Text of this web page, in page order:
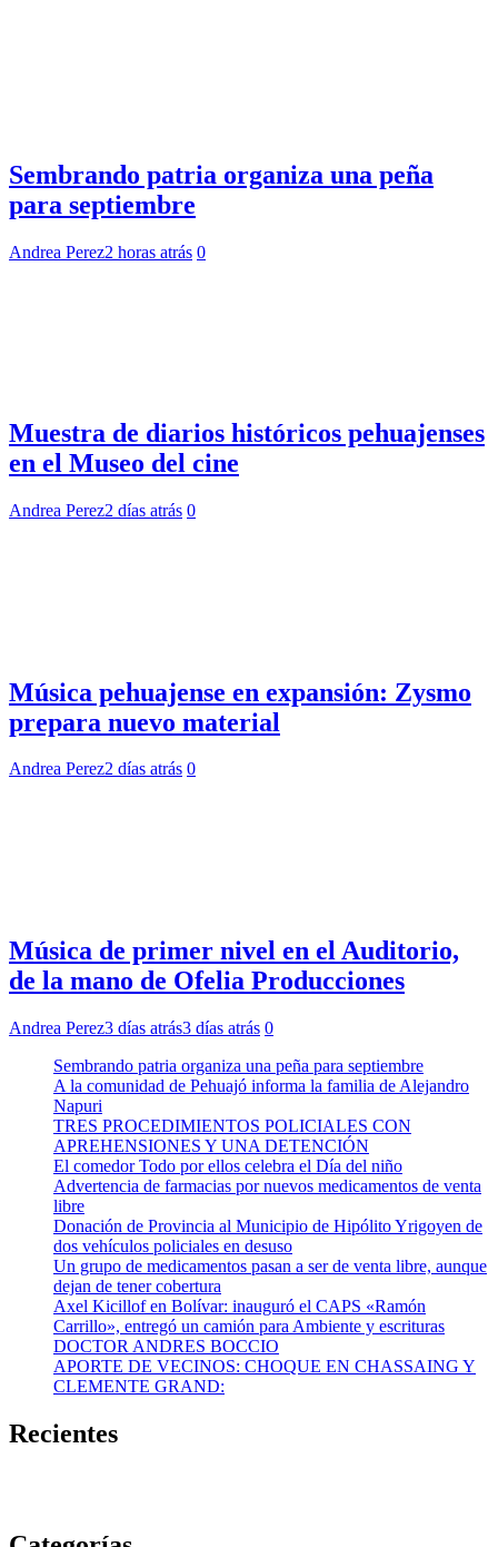
Sembrando patria organiza una peña
para septiembre
Andrea Perez2 horas atrás 0
Muestra de diarios históricos pehuajenses
en el Museo del cine
Andrea Perez2 días atrás 0
Música pehuajense en expansión: Zysmo
prepara nuevo material
Andrea Perez2 días atrás 0
Música de primer nivel en el Auditorio,
de la mano de Ofelia Producciones
Andrea Perez3 días atrás3 días atrás 0
Sembrando patria organiza una peña para septiembre
A la comunidad de Pehuajó informa la familia de Alejandro
Napuri
TRES PROCEDIMIENTOS POLICIALES CON
APREHENSIONES Y UNA DETENCIÓN
El comedor Todo por ellos celebra el Día del niño
Advertencia de farmacias por nuevos medicamentos de venta
libre
Donación de Provincia al Municipio de Hipólito Yrigoyen de
dos vehículos policiales en desuso
Un grupo de medicamentos pasan a ser de venta libre, aunque
dejan de tener cobertura
Axel Kicillof en Bolívar: inauguró el CAPS «Ramón
Carrillo», entregó un camión para Ambiente y escrituras
DOCTOR ANDRES BOCCIO
APORTE DE VECINOS: CHOQUE EN CHASSAING Y
CLEMENTE GRAND:
Recientes